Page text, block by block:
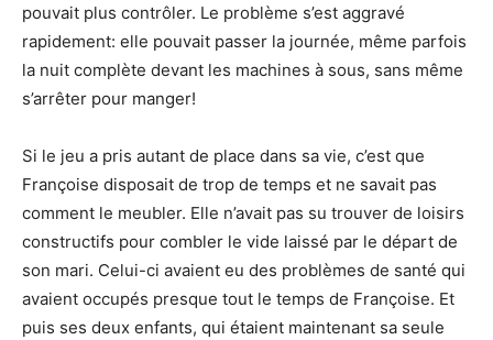
pouvait plus contrôler. Le problème s’est aggravé
rapidement: elle pouvait passer la journée, même parfois
la nuit complète devant les machines à sous, sans même
s’arrêter pour manger!
Si le jeu a pris autant de place dans sa vie, c’est que
Françoise disposait de trop de temps et ne savait pas
comment le meubler. Elle n’avait pas su trouver de loisirs
constructifs pour combler le vide laissé par le départ de
son mari. Celui-ci avaient eu des problèmes de santé qui
avaient occupés presque tout le temps de Françoise. Et
puis ses deux enfants, qui étaient maintenant sa seule